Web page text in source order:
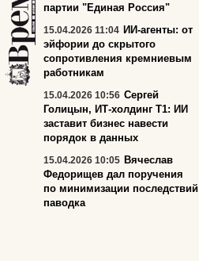
партии "Единая Россия"
15.04.2026 11:04 ИИ‑агенты: от
эйфории до скрытого
сопротивления кремниевым
работникам
15.04.2026 10:56 Сергей
Голицын, ИТ-холдинг Т1: ИИ
заставит бизнес навести
порядок в данных
15.04.2026 10:05 Вячеслав
Федорищев дал поручения
по минимизации последствий
паводка